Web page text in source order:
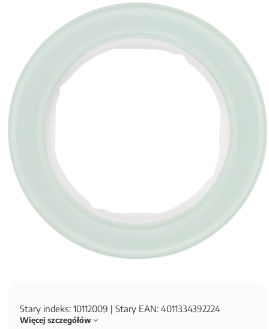
Stary indeks: 10112009 | Stary EAN: 4011334392224
Więcej szczegółów